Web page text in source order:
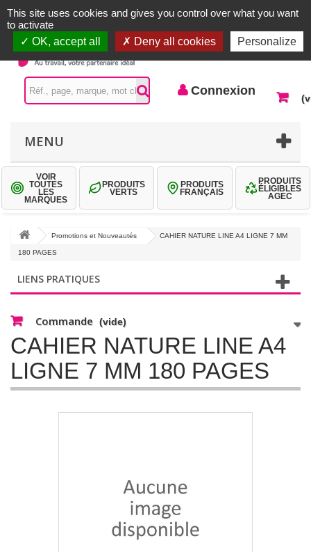
Contactez-nous
Connexion
MENU
VOIR
TOUTES
LES
MARQUES
PRODUITS
VERTS
PRODUITS
FRANÇAIS
PRODUITS
ÉLIGIBLES
AGEC
Promotions et Nouveautés CAHIER NATURE LINE A4 LIGNE 7 MM
180 PAGES
LIENS PRATIQUES
Commande (vide)
CAHIER NATURE LINE A4
LIGNE 7 MM 180 PAGES
This site uses cookies and gives you control over what you want
to activate
OK, accept all
Deny all cookies Personalize